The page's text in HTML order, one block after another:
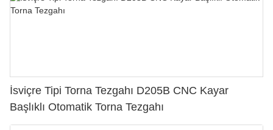
İsviçre Tipi Torna Tezgahı D205B CNC Kayar
Başlıklı Otomatik Torna Tezgahı